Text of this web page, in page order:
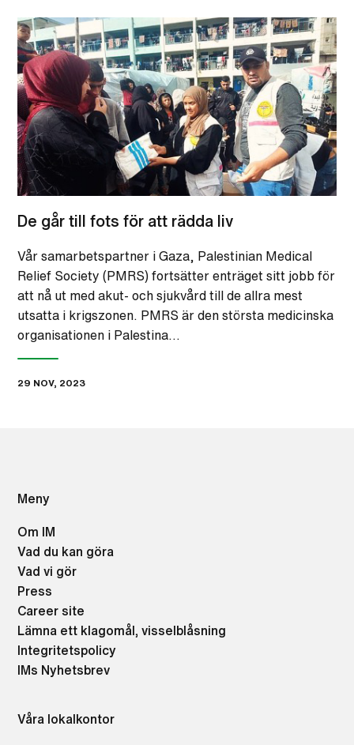
De går till fots för att rädda liv
Vår samarbetspartner i Gaza, Palestinian Medical
Relief Society (PMRS) fortsätter enträget sitt jobb för
att nå ut med akut- och sjukvård till de allra mest
utsatta i krigszonen. PMRS är den största medicinska
organisationen i Palestina…
29 NOV, 2023
Meny
Om IM
Vad du kan göra
Vad vi gör
Press
Career site
Lämna ett klagomål, visselblåsning
Integritetspolicy
IMs Nyhetsbrev
Våra lokalkontor